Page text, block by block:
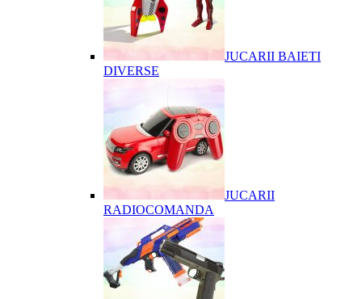
JUCARII BAIETI
DIVERSE
JUCARII
RADIOCOMANDA